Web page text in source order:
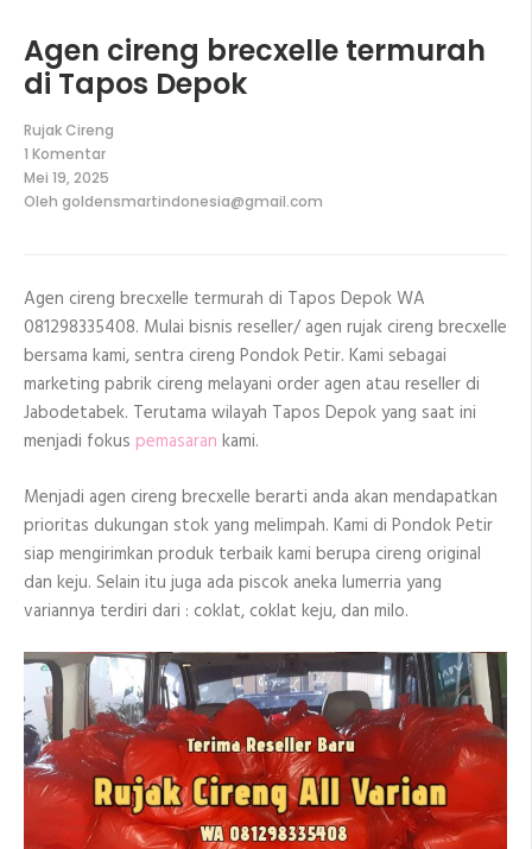
Agen cireng brecxelle termurah
di Tapos Depok
Rujak Cireng
1 Komentar
pada
Agen
cireng
Depok
Mei 19, 2025
Oleh goldensmartindonesia@gmail.com
Agen cireng brecxelle termurah di Tapos Depok WA
081298335408. Mulai bisnis reseller/ agen rujak cireng brecxelle
bersama kami, sentra cireng Pondok Petir. Kami sebagai
marketing pabrik cireng melayani order agen atau reseller di
Jabodetabek. Terutama wilayah Tapos Depok yang saat ini
menjadi fokus pemasaran kami.
Menjadi agen cireng brecxelle berarti anda akan mendapatkan
prioritas dukungan stok yang melimpah. Kami di Pondok Petir
siap mengirimkan produk terbaik kami berupa cireng original
dan keju. Selain itu juga ada piscok aneka lumerria yang
variannya terdiri dari : coklat, coklat keju, dan milo.